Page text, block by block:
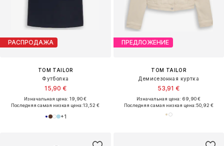
РАСПРОДАЖА
TOM TAILOR
Футболка
15,90 €
Изначальная цена: 19,90 €
Последняя самая низкая цена:13,52 €
+1
ПРЕДЛОЖЕНИЕ
TOM TAILOR
Демисезонная куртка
53,91 €
Изначальная цена: 69,90 €
Последняя самая низкая цена:50,92 €